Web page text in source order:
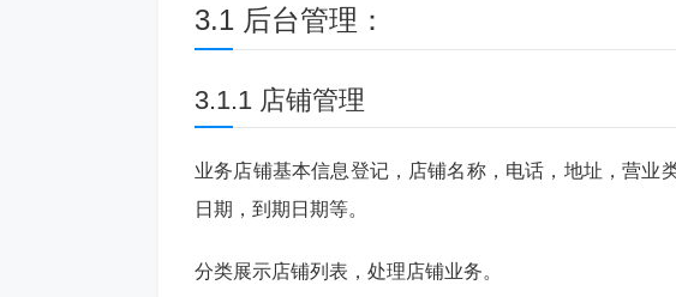
3.1 后台管理：
3.1.1 店铺管理
业务店铺基本信息登记，店铺名称，电话，地址，营业
日期，到期日期等。
分类展示店铺列表，处理店铺业务。